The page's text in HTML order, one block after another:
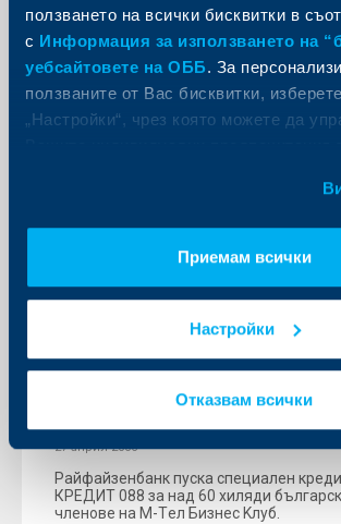
ползването на всички бисквитки в
с Информация за използването на
уебсайтовете на ОББ. За
ползваните от Вас бисквитки,
„Настройки“, чрез която можете да
Приемам всички
Настройки
Отказвам всички
Райфайзенбанк предлага
сертификат за
одобрение на жилищен
02 май 2006
Новата услуга на банката улеснява
КРЕДИТ 088 с 0,88% лихва
Тел Бизнес Клуб
27 април 2006
Райфайзенбанк пуска специален
КРЕДИТ 088 за над 60 хиляди
членове на М-Tел Бизнес Kлуб.